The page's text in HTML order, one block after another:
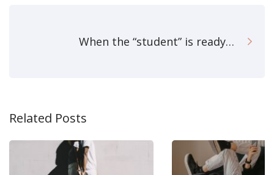
When the “student” is ready…
Related Posts